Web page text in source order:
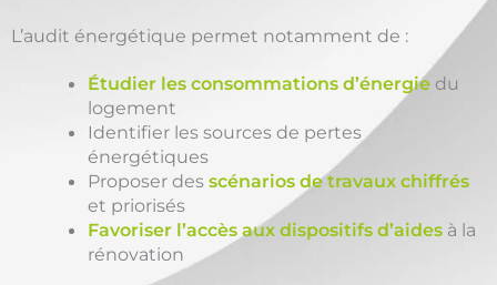
L’audit énergétique permet notamment de :
Étudier les consommations d’énergie du
logement
Identifier les sources de pertes
énergétiques
Proposer desscénarios de travaux chiffrés
et priorisés
Favoriser l’accès aux dispositifs d’aides à la
rénovation